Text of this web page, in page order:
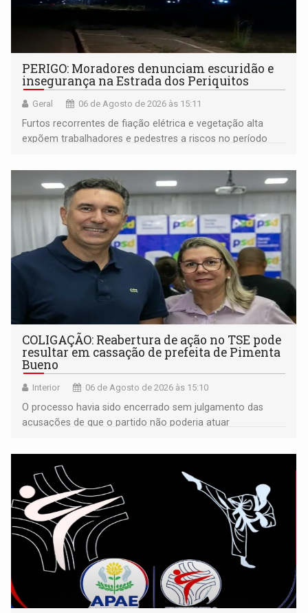
PERIGO: Moradores denunciam escuridão e
insegurança na Estrada dos Periquitos
Geral 06 de Agosto de 2026 às 15:11
Furtos recorrentes de fiação elétrica e vegetação alta
expõem trabalhadores e pedestres a riscos no período
COLIGAÇÃO: Reabertura de ação no TSE pode
resultar em cassação de prefeita de Pimenta
Bueno
Interior 06 de Agosto de 2026 às 15:10
O processo havia sido encerrado sem julgamento das
acusações de que o partido não poderia atuar